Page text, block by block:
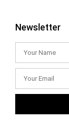
Newsletter